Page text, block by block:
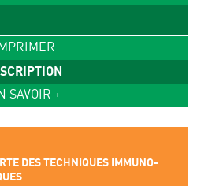
IMPRIMER
SAVOIR +
DES TECHNIQUES IMMUNO-